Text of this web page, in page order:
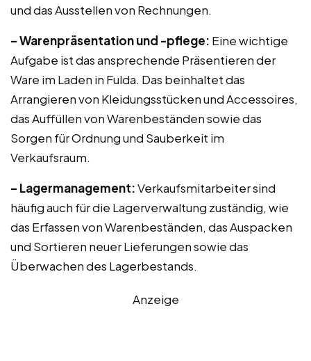
und das Ausstellen von Rechnungen.
– Warenpräsentation und -pflege: Eine wichtige
Aufgabe ist das ansprechende Präsentieren der
Ware im Laden in Fulda. Das beinhaltet das
Arrangieren von Kleidungsstücken und Accessoires,
das Auffüllen von Warenbeständen sowie das
Sorgen für Ordnung und Sauberkeit im
Verkaufsraum.
– Lagermanagement:Verkaufsmitarbeiter sind
häufig auch für die Lagerverwaltung zuständig, wie
das Erfassen von Warenbeständen, das Auspacken
und Sortieren neuer Lieferungen sowie das
Überwachen des Lagerbestands.
Anzeige